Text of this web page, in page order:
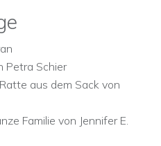
Petra Schier
aus dem Sack von
Familie von Jennifer E.